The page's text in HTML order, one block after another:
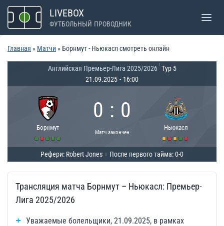
Перейти
содержимому
LIVEBOX
ФУТБОЛЬНЫЙ ПРОВОДНИК
Главная » Матчи » Борнмут - Ньюкасл смотреть онлайн
Английская Премьер-Лига 2025/2026 Тур 5
21.09.2025 - 16:00
Борнмут
0 : 0
Матч закончен
Ньюкасл
Рефери: Robert Jones После первого тайма: 0-0
Трансляция матча Борнмут – Ньюкасл: Премьер-
Лига 2025/2026
Уважаемые болельщики, 21.09.2025, в рамках